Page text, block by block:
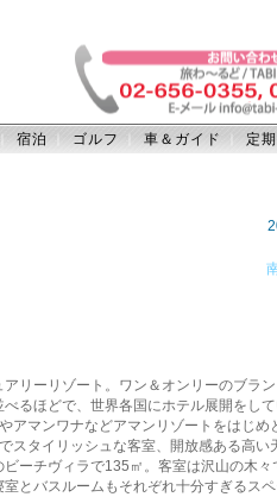
宿泊 ゴルフ 車＆ガイド 定
リーリゾート。ワン＆オンリーのブラン
るほどで、世界各国にホテル展開をして
マンワナなどアマンリゾートをはじめ
タイリッシュな客室、開放感ある高い
ーチヴィラで135㎡。客室は沢山の木々
とバスルームもそれぞれ十分すぎるス